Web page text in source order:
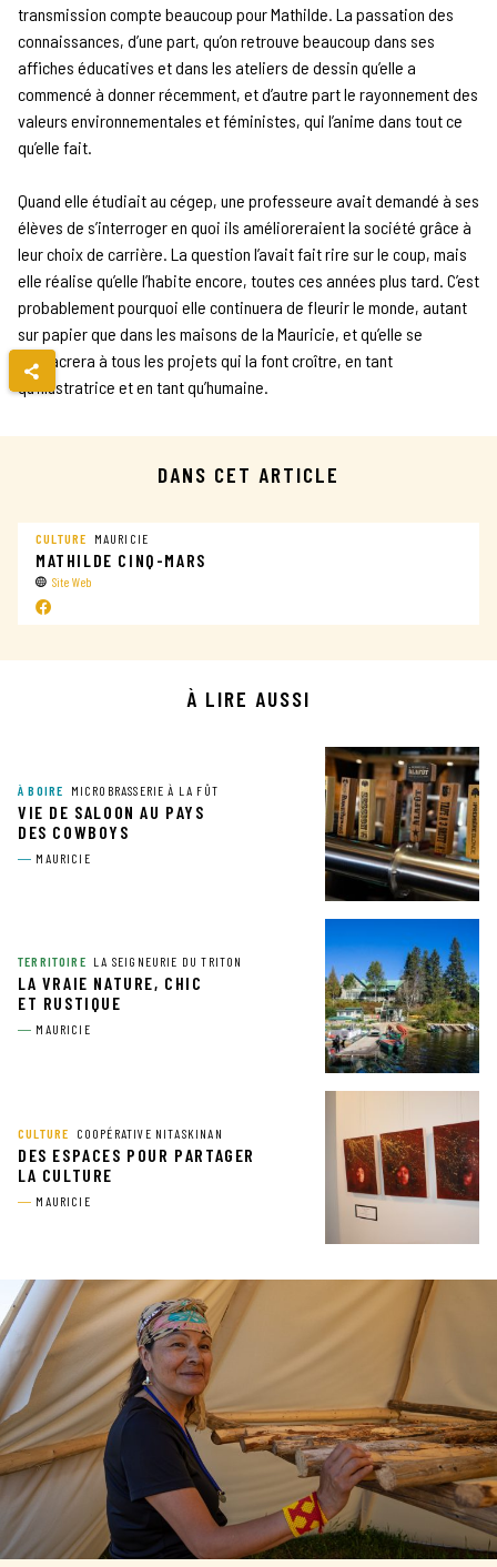
transmission compte beaucoup pour Mathilde. La passation des
connaissances, d’une part, qu’on retrouve beaucoup dans ses
affiches éducatives et dans les ateliers de dessin qu’elle a
commencé à donner récemment, et d’autre part le rayonnement des
valeurs environnementales et féministes, qui l’anime dans tout ce
qu’elle fait.
Quand elle étudiait au cégep, une professeure avait demandé à ses
élèves de s’interroger en quoi ils amélioreraient la société grâce à
leur choix de carrière. La question l’avait fait rire sur le coup, mais
elle réalise qu’elle l’habite encore, toutes ces années plus tard. C’est
probablement pourquoi elle continuera de fleurir le monde, autant
sur papier que dans les maisons de la Mauricie, et qu’elle se
consacrera à tous les projets qui la font croître, en tant
qu’illustratrice et en tant qu’humaine.
DANS CET ARTICLE
CULTURE MAURICIE
MATHILDE CINQ-MARS
Site Web
À LIRE AUSSI
À BOIRE MICROBRASSERIE À LA FÛT
VIE DE SALOON AU PAYS
DES COWBOYS
MAURICIE
TERRITOIRE LA SEIGNEURIE DU TRITON
LA VRAIE NATURE, CHIC
ET RUSTIQUE
MAURICIE
CULTURE COOPÉRATIVE NITASKINAN
DES ESPACES POUR PARTAGER
LA CULTURE
MAURICIE